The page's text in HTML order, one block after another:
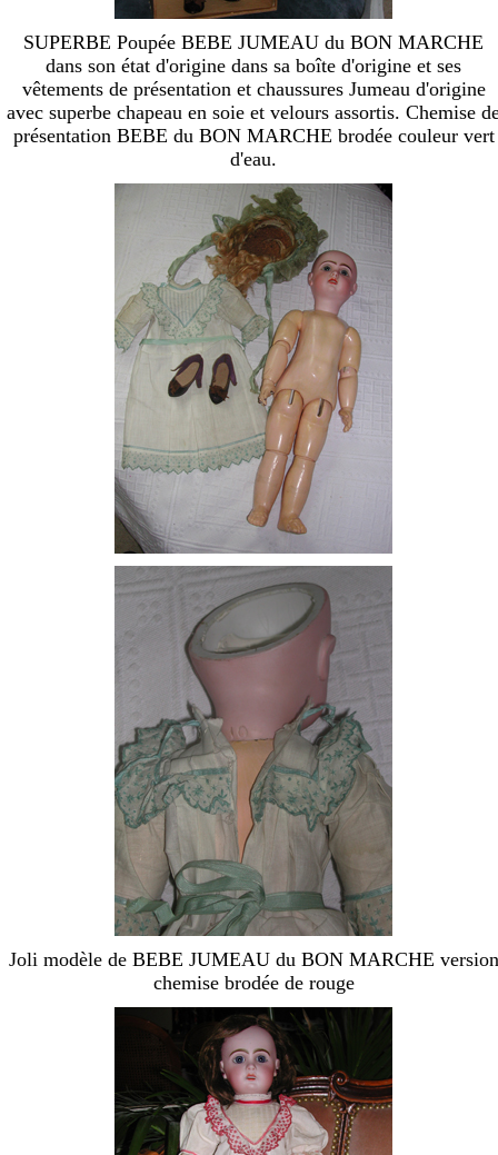
SUPERBE Poupée BEBE JUMEAU du BON MARCHE
dans son état d'origine dans sa boîte d'origine et ses
vêtements de présentation et chaussures Jumeau d'origine
avec superbe chapeau en soie et velours assortis. Chemise
présentation BEBE du BON MARCHE brodée couleur vert
d'eau.
Joli modèle de BEBE JUMEAU du BON MARCHE version
chemise brodée de rouge